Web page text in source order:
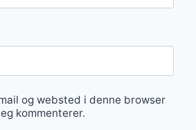
og websted i denne browser
kommenterer.